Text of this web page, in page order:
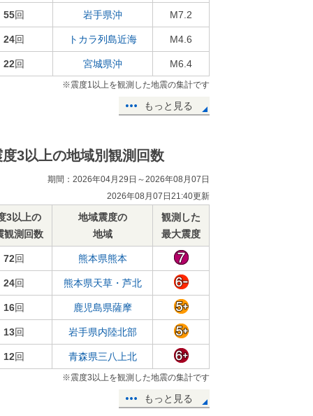
55回 岩手県沖 M7.2
24回 トカラ列島近海 M4.6
22回 宮城県沖 M6.4
※震度1以上を観測した地震の集計です
もっと見る
度3以上の地域別観測回数
期間：2026年04月29日～2026年08月07日
2026年08月07日21:40更新
3以上の
観測回数
地域震度の
地域
観測した
最大震度
72回 熊本県熊本
24回 熊本県天草・芦北
16回 鹿児島県薩摩
13回 岩手県内陸北部
12回 青森県三八上北
※震度3以上を観測した地震の集計です
もっと見る